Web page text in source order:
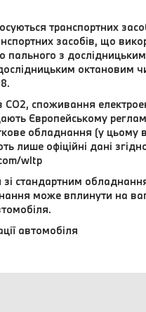
транспортних
засобів, що
пального з
октановим
споживання
Європейському
обладнання (у цьому
лише офіційні дані
wltp
стандартним
може вплинути на
автомобіля